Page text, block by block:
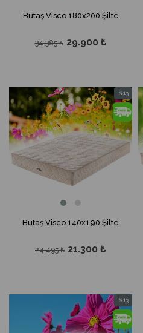
Butaş Visco 180x200 Şilte
29.900 ₺
34.385 ₺
Butaş Visco 140x190 Şilte
21.300 ₺
24.495 ₺
%13
İndirim
%13İndirim
%13
İndirim
%13İndirim